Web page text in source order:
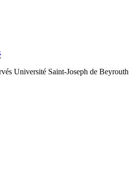
Université Saint-Joseph de Beyrouth